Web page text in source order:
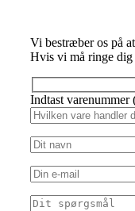
Vi bestræber os på
Hvis vi må ringe dig
Indtast